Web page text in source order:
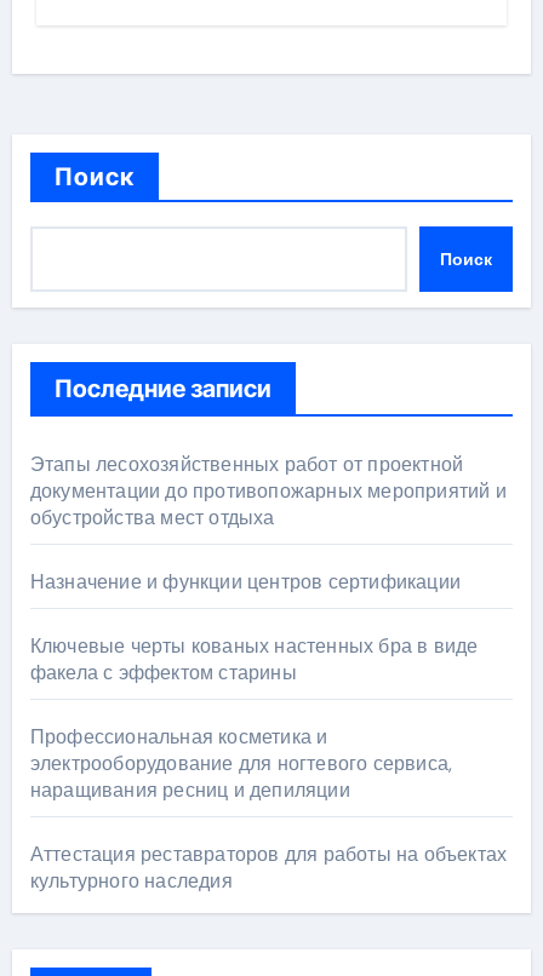
Поиск
Поиск
Последние записи
Этапы лесохозяйственных работ от проектной
документации до противопожарных мероприятий и
обустройства мест отдыха
Назначение и функции центров сертификации
Ключевые черты кованых настенных бра в виде
факела с эффектом старины
Профессиональная косметика и
электрооборудование для ногтевого сервиса,
наращивания ресниц и депиляции
Аттестация реставраторов для работы на объектах
культурного наследия